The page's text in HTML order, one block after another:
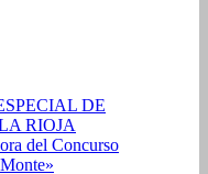
DE
RIOJA
del Concurso